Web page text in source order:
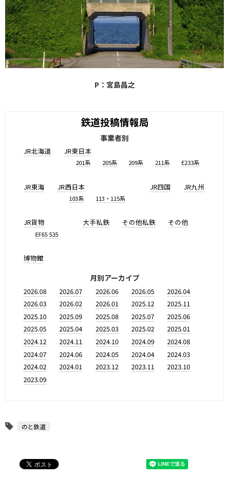
P：宮島昌之
鉄道投稿情報局
事業者別
JR北海道 JR東日本
201系 205系 209系 211系 E233系
JR東海 JR西日本
103系 113・115系
JR四国 JR九州
JR貨物
EF65 535
大手私鉄 その他私鉄 その他
博物館
月別アーカイブ
2026.08 2026.07 2026.06 2026.05
2026.04
2026.03
2026.02 2026.01 2025.12
2025.11
2025.10
2025.09 2025.08 2025.07
2025.06
2025.05
2025.04 2025.03 2025.02
2025.01
2024.12
2024.11 2024.10 2024.09
2024.08
2024.07
2024.06 2024.05 2024.04
2024.03
2024.02
2024.01 2023.12 2023.11
2023.10
2023.09
のと鉄道